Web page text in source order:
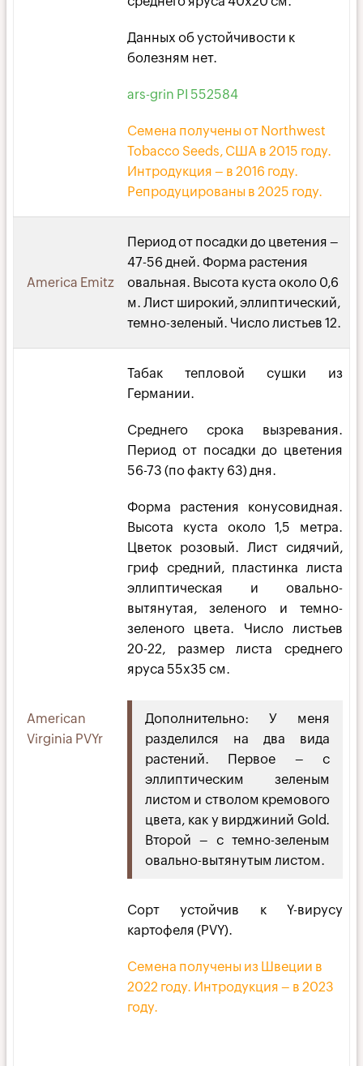
Данных об устойчивости к
болезням нет.
ars-grin PI 552584
Семена получены от Northwest
Tobacco Seeds, США в 2015 году.
Интродукция – в 2016 году.
Репродуцированы в 2025 году.
America Emitz
Период от посадки до цветения –
47-56 дней. Форма растения
овальная. Высота куста около 0,6
м. Лист широкий, эллиптический,
темно-зеленый. Число листьев 12.
American
Virginia PVYr
Табак тепловой сушки из
Германии.
Среднего срока вызревания.
Период от посадки до цветения
56-73 (по факту 63) дня.
Форма растения конусовидная.
Высота куста около 1,5 метра.
Цветок розовый. Лист сидячий,
гриф средний, пластинка листа
эллиптическая и овально-
вытянутая, зеленого и темно-
зеленого цвета. Число листьев
20-22, размер листа среднего
яруса 55х35 см.
Дополнительно: У меня
разделился на два вида
растений. Первое – с
эллиптическим зеленым
листом и стволом кремового
цвета, как у вирджиний Gold.
Второй – с темно-зеленым
овально-вытянутым листом.
Сорт устойчив к Y-вирусу
картофеля (PVY).
Семена получены из Швеции в
2022 году. Интродукция – в 2023
году.